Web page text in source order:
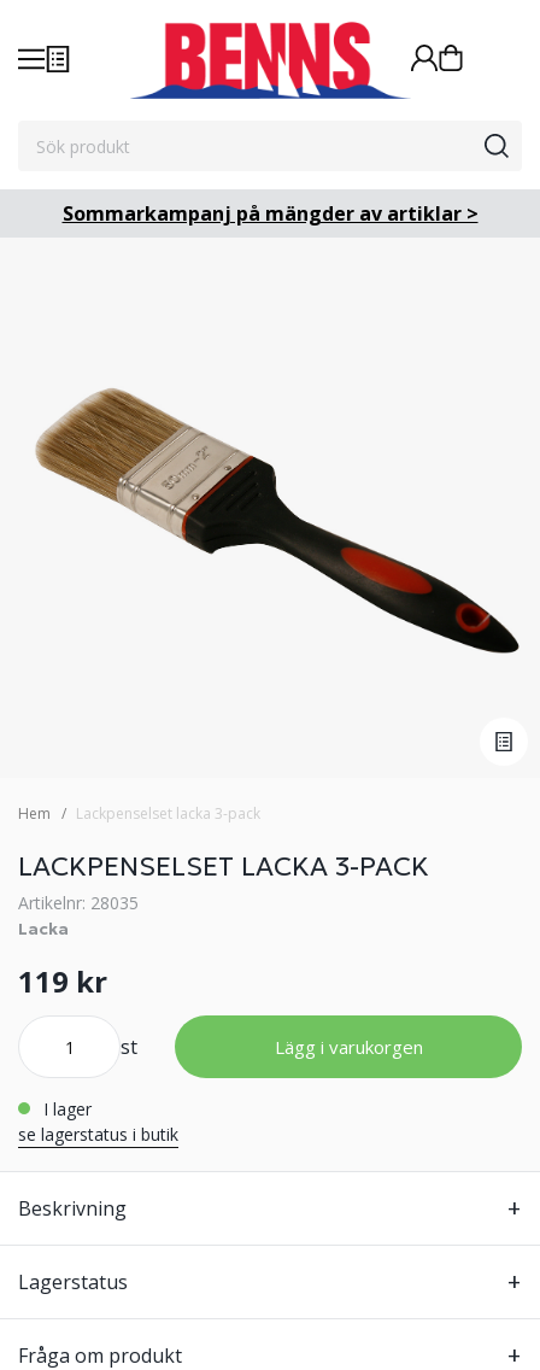
Sommarkampanj på mängder av artiklar >
Hem Lackpenselset lacka 3-pack
LACKPENSELSET LACKA 3-PACK
Artikelnr: 28035
Lacka
119 kr
st Lägg i varukorgen
i lager
se lagerstatus i butik
Beskrivning
Lagerstatus
Fråga om produkt